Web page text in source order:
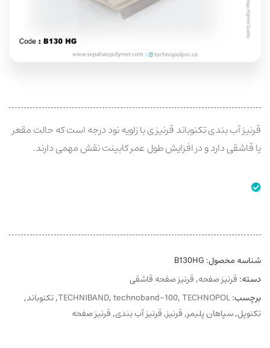
قرنیز آب بندی تکنوباند قرنیزی با زاویه نود درجه است که حالت مقعر
یا قاشقی دارد و در افزایش طول عمر کابینت نقش مهمی دارند.
شناسه محصول: B130HG
دسته: قرنیز صفحه, قرنیز صفحه قاشقی
برچسب:
TECHNIBAND,technoband-100,TECHNOPOL
,تکنوباند,
تکنوپل,سپاهان پلیمر, قرنیز, قرنیز آب بندی, قرنیز صفحه